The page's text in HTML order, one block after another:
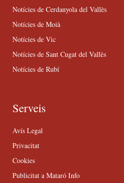
Notícies de Cerdanyola del Vallès
Notícies de Moià
Notícies de Vic
Notícies de Sant Cugat del Vallès
Notícies de Rubí
Serveis
Avís Legal
Privacitat
Cookies
Publicitat a Mataró Info